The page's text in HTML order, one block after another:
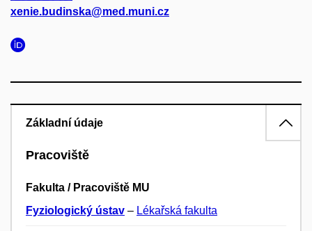
xenie.budinska@med.muni.cz
Základní údaje
Pracoviště
Fakulta / Pracoviště MU
Fyziologický ústav – Lékařská fakulta